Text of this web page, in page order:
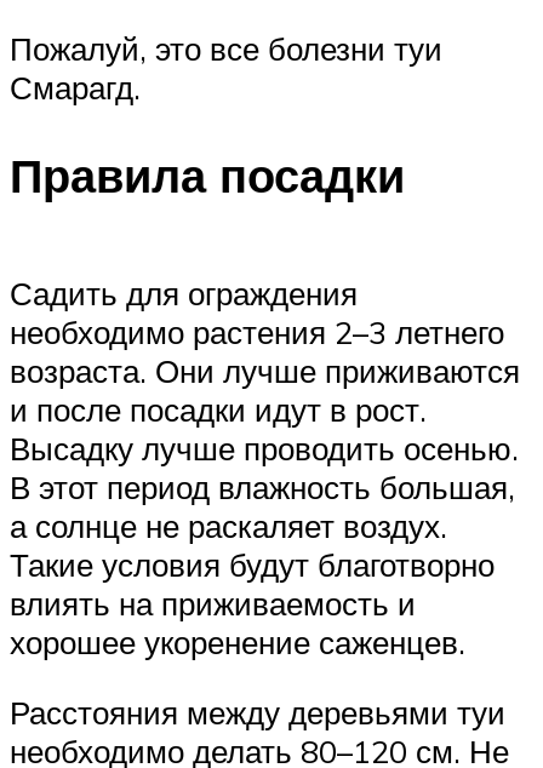
Пожалуй, это все болезни туи
Смарагд.
Правила посадки
Садить для ограждения
необходимо растения 2–3 летнего
возраста. Они лучше приживаются
и после посадки идут в рост.
Высадку лучше проводить осенью.
В этот период влажность большая,
а солнце не раскаляет воздух.
Такие условия будут благотворно
влиять на приживаемость и
хорошее укоренение саженцев.
Расстояния между деревьями туи
необходимо делать 80–120 см. Не